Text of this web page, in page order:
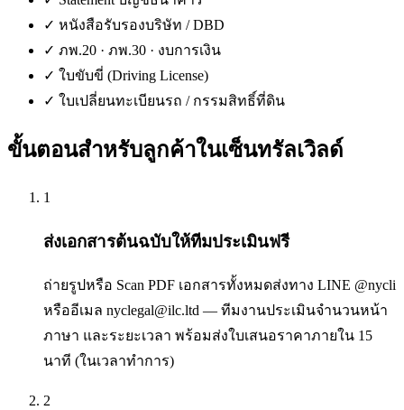
✓ หนังสือรับรองบริษัท / DBD
✓ ภพ.20 · ภพ.30 · งบการเงิน
✓ ใบขับขี่ (Driving License)
✓ ใบเปลี่ยนทะเบียนรถ / กรรมสิทธิ์ที่ดิน
ขั้นตอนสำหรับลูกค้าในเซ็นทรัลเวิลด์
1
ส่งเอกสารต้นฉบับให้ทีมประเมินฟรี
ถ่ายรูปหรือ Scan PDF เอกสารทั้งหมดส่งทาง LINE @nycli
หรืออีเมล nyclegal@ilc.ltd — ทีมงานประเมินจำนวนหน้า
ภาษา และระยะเวลา พร้อมส่งใบเสนอราคาภายใน 15
นาที (ในเวลาทำการ)
2